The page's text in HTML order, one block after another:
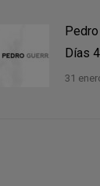
Pedro
Días
31